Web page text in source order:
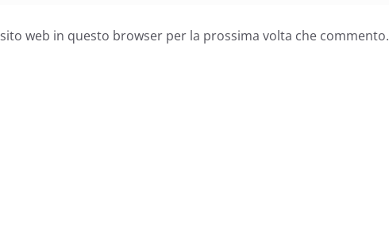
web in questo browser per la prossima volta che commento.